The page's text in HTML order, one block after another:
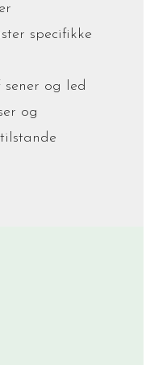
specifikke
sener og led
og